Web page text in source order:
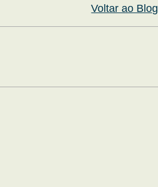
Voltar ao Blog